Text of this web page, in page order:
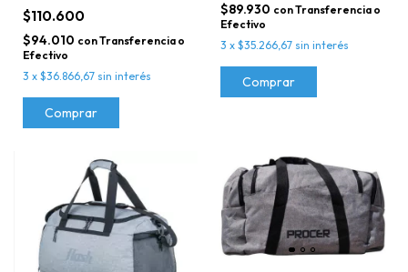
$110.600
$94.010 conTransferencia o
Efectivo
3 x $36.866,67 sin interés
Comprar
$89.930 conTransferencia o
Efectivo
3 x $35.266,67 sin interés